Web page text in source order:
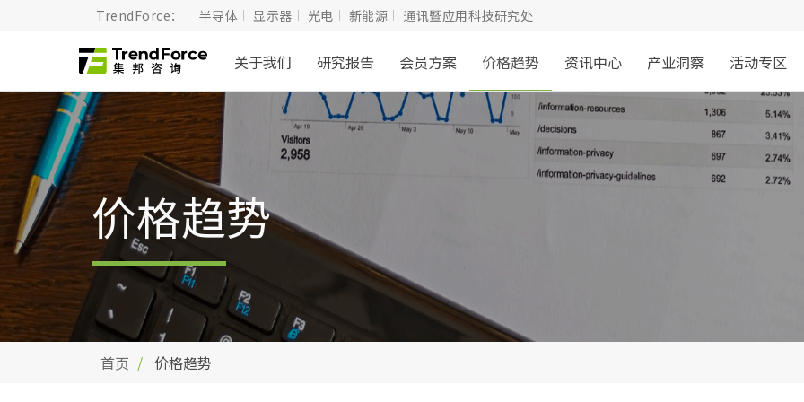
TrendForce： 半导体 显示器 光电 新能源 通讯暨应用科技研究处
关于我们 研究报告 会员方案 价格趋势 资讯中心 产业洞察 活动专区
价格趋势
首页 价格趋势